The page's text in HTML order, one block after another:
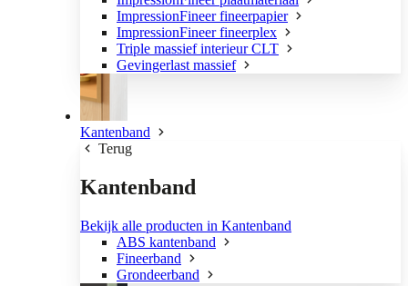
ImpressionFineer fineerpapier
ImpressionFineer fineerplex
Triple massief interieur CLT
Gevingerlast massief
Kantenband
Terug
Kantenband
Bekijk alle producten in Kantenband
ABS kantenband
Fineerband
Grondeerband